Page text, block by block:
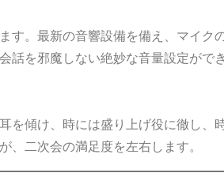
す。最新の音響設備を備え、マイク
話を邪魔しない絶妙な音量設定がで
を傾け、時には盛り上げ役に徹し、
、二次会の満足度を左右します。